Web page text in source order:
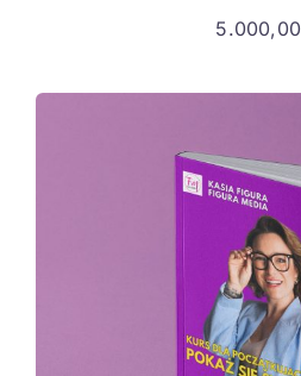
5.000,00